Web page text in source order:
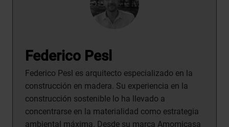
Federico Pesl
Federico Pesl es arquitecto especializado en la
construcción en madera. Su experiencia en la
construcción sostenible lo ha llevado a
concentrarse en la materialidad como estrategia
ambiental máxima. Desde su marca Amomicasa